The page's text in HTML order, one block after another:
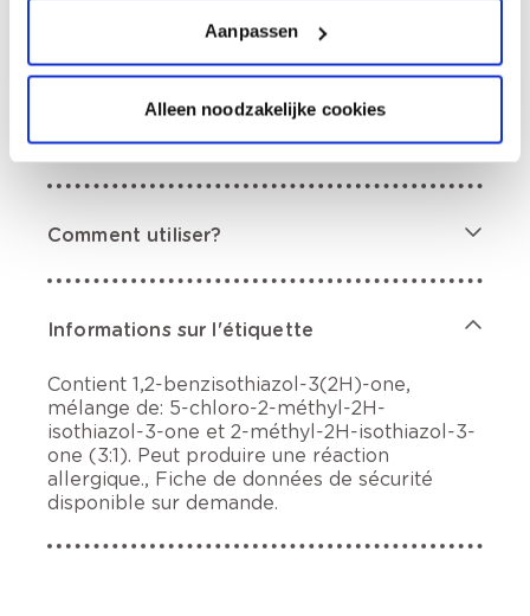
Aanpassen
Alleen noodzakelijke cookies
Commandé en semaine (lu-ve), livré dans les 2 à 3
Retrait en magasin
Description du produit
Comment utiliser?
Informations sur l'étiquette
Contient 1,2-benzisothiazol-3(2H)-one,
mélange de: 5-chloro-2-méthyl-2H-
isothiazol-3-one et 2-méthyl-2H-isothiazol-3-
one (3:1). Peut produire une réaction
allergique., Fiche de données de sécurité
disponible sur demande.